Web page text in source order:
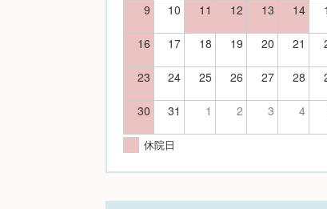
9 10 11 12 13 14
16 17 18 19 20 21
23 24 25 26 27 28
30 31 1 2 3 4
休院日